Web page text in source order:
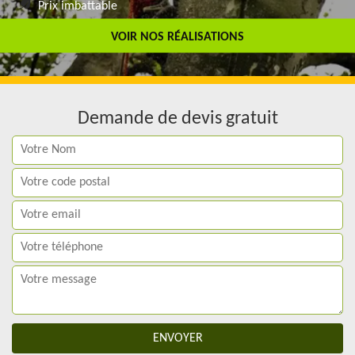
VOIR NOS RÉALISATIONS
Prix imbattable
Travail de qualité
Demande de devis gratuit